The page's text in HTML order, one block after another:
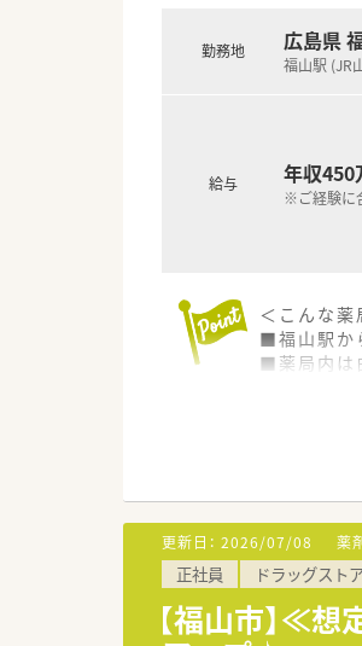
そのため
＜こんな
■福利厚
等々…
円盤分包
＜研修制度
■『どこの
■メンタ
ドラッグ
ドラッグ
調剤薬局（
■「地域の
そのため
関われる
「専属薬
■薬剤師は
そのため、
併設店で
幅広い知
■基本的に
勤務地 広島県
福山駅 (JR
給与 年収450
※ご経験に
＜こんな薬
■福山駅か
■薬局内は
■電子薬
＜業務内容
■アレルギ
■処方箋は
■在宅にも
＜研修制度
更新日： 2026/07/08 薬
正社員 ドラッグスト
【福山市】≪